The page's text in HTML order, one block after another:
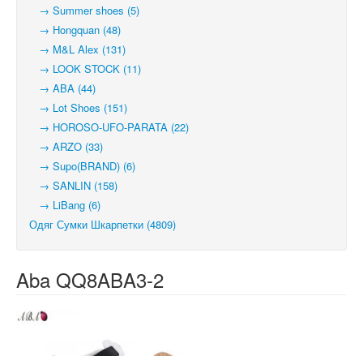
→ Summer shoes (5)
→ Hongquan (48)
→ M&L Alex (131)
→ LOOK STOCK (11)
→ ABA (44)
→ Lot Shoes (151)
→ HOROSO-UFO-PARATA (22)
→ ARZO (33)
→ Supo(BRAND) (6)
→ SANLIN (158)
→ LiBang (6)
Одяг Сумки Шкарпетки (4809)
Aba QQ8ABA3-2